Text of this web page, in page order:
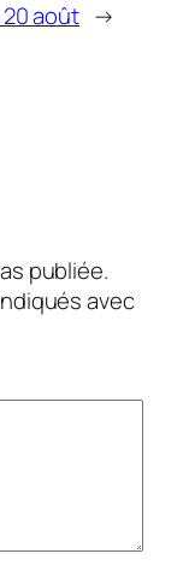
20 août →
publiée.
avec